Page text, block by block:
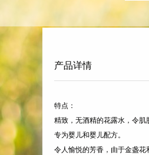
产品详情
特点：
精致，无酒精的花露水，令肌
专为婴儿和婴儿配方。
令人愉悦的芳香，由于金盏花